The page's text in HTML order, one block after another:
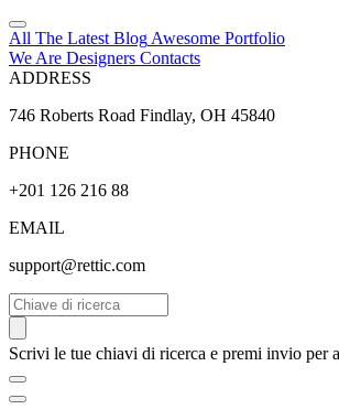
All The Latest Blog Awesome Portfolio
We Are Designers Contacts
ADDRESS
746 Roberts Road Findlay, OH 45840
PHONE
+201 126 216 88
EMAIL
support@rettic.com
Cerca
Scrivi le tue chiavi di ricerca e premi invio per